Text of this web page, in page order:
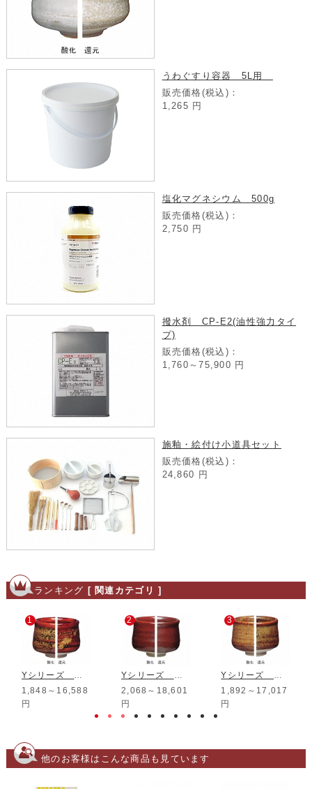
うわぐすり容器 5L用
販売価格(税込)：
1,265 円
塩化マグネシウム 500g
販売価格(税込)：
2,750 円
撥水剤 CP-E2(油性強力タイ
プ)
販売価格(税込)：
1,760～75,900 円
施釉・絵付け小道具セット
販売価格(税込)：
24,860 円
ランキング [ 関連カテゴリ ]
1
Yシリーズ 金そば釉
1,848～16,588
円
2
Yシリーズ 紅葉鉄赤釉
2,068～18,601
円
3
Yシリーズ 黄そば釉
1,892～17,017
円
他のお客様はこんな商品も見ています